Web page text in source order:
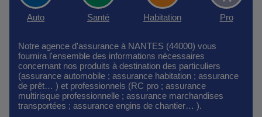
Auto Santé Habitation Pro
Notre agence d'assurance à NANTES (44000) vous
fournira l'ensemble des informations nécessaires
concernant nos produits à destination des particuliers
(assurance automobile ; assurance habitation ; assurance
de prêt… ) et professionnels (RC pro ; assurance
multirisque professionnelle ; assurance marchandises
transportées ; assurance engins de chantier… ).